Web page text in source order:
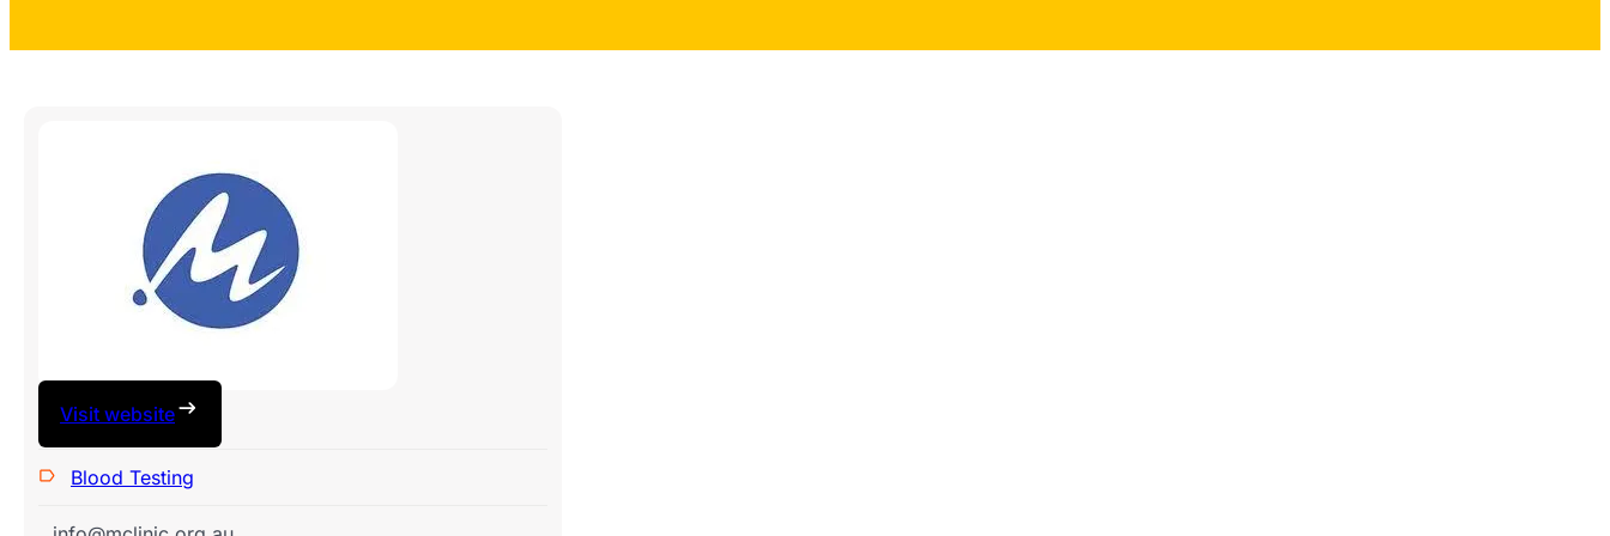
Visit website
Blood Testing